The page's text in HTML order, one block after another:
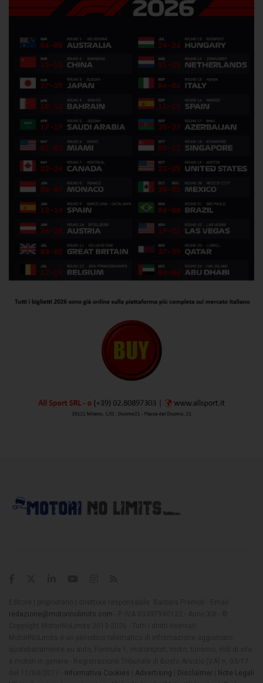
redazione@motorinolimits.com
Informativa Cookies Advertising Disclaimer
Note Legali